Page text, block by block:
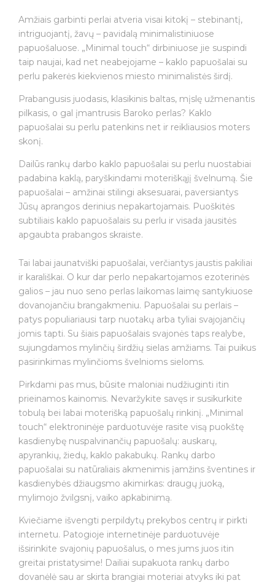
Amžiais garbinti perlai atveria visai kitokį – stebinantį,
intriguojantį, žavų – pavidalą minimalistiniuose
papuošaluose. „Minimal touch“ dirbiniuose jie suspindi
taip naujai, kad net neabejojame – kaklo papuošalai su
perlu pakerės kiekvienos miesto minimalistės širdį.
Prabangusis juodasis, klasikinis baltas, mįslę užmenantis
pilkasis, o gal įmantrusis Baroko perlas? Kaklo
papuošalai su perlu patenkins net ir reikliausios moters
skonį.
Dailūs rankų darbo kaklo papuošalai su perlu nuostabiai
padabina kaklą, paryškindami moteriškąjį švelnumą. Šie
papuošalai – amžinai stilingi aksesuarai, paversiantys
Jūsų aprangos derinius nepakartojamais. Puoškitės
subtiliais kaklo papuošalais su perlu ir visada jausitės
apgaubta prabangos skraiste.
Tai labai jaunatviški papuošalai, verčiantys jaustis pakiliai
ir karališkai. O kur dar perlo nepakartojamos ezoterinės
galios – jau nuo seno perlas laikomas laimę santykiuose
dovanojančiu brangakmeniu. Papuošalai su perlais –
patys populiariausi tarp nuotakų arba tyliai svajojančių
jomis tapti. Su šiais papuošalais svajonės taps realybe,
sujungdamos mylinčių širdžių sielas amžiams. Tai puikus
pasirinkimas mylinčioms švelnioms sieloms.
Pirkdami pas mus, būsite maloniai nudžiuginti itin
prieinamos kainomis. Nevaržykite savęs ir susikurkite
tobulą bei labai moterišką papuošalų rinkinį. „Minimal
touch“ elektroninėje parduotuvėje rasite visą puokštę
kasdienybę nuspalvinančių papuošalų: auskarų,
apyrankių, žiedų, kaklo pakabukų. Rankų darbo
papuošalai su natūraliais akmenimis įamžins šventines ir
kasdienybės džiaugsmo akimirkas: draugų juoką,
mylimojo žvilgsnį, vaiko apkabinimą.
Kviečiame išvengti perpildytų prekybos centrų ir pirkti
internetu. Patogioje internetinėje parduotuvėje
išsirinkite svajonių papuošalus, o mes jums juos itin
greitai pristatysime! Dailiai supakuota rankų darbo
dovanėlė sau ar skirta brangiai moteriai atvyks iki pat